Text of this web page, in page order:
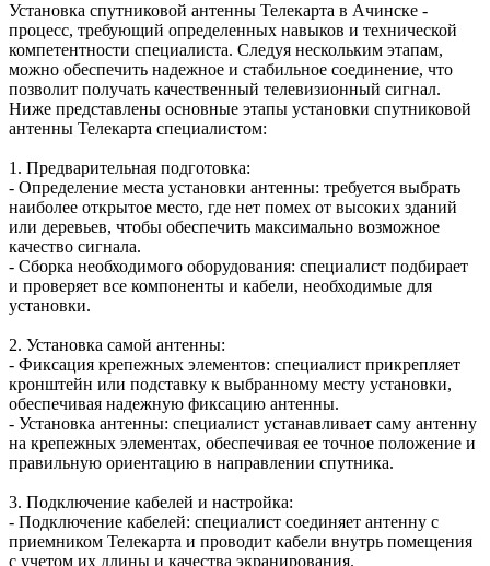
Установка спутниковой антенны Телекарта в Ачинске -
процесс, требующий определенных навыков и технической
компетентности специалиста. Следуя нескольким этапам,
можно обеспечить надежное и стабильное соединение, что
позволит получать качественный телевизионный сигнал.
Ниже представлены основные этапы установки спутниковой
антенны Телекарта специалистом:
1. Предварительная подготовка:
- Определение места установки антенны: требуется выбрать
наиболее открытое место, где нет помех от высоких зданий
или деревьев, чтобы обеспечить максимально возможное
качество сигнала.
- Сборка необходимого оборудования: специалист подбирает
и проверяет все компоненты и кабели, необходимые для
установки.
2. Установка самой антенны:
- Фиксация крепежных элементов: специалист прикрепляет
кронштейн или подставку к выбранному месту установки,
обеспечивая надежную фиксацию антенны.
- Установка антенны: специалист устанавливает саму антенну
на крепежных элементах, обеспечивая ее точное положение и
правильную ориентацию в направлении спутника.
3. Подключение кабелей и настройка:
- Подключение кабелей: специалист соединяет антенну с
приемником Телекарта и проводит кабели внутрь помещения
с учетом их длины и качества экранирования.